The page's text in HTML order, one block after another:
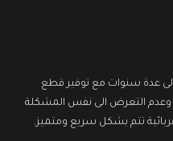
عدة سنوات مع توفير قطع
وعدم التعرض الى نفس المشكلة
تتم بشكل سريع ومتميز.